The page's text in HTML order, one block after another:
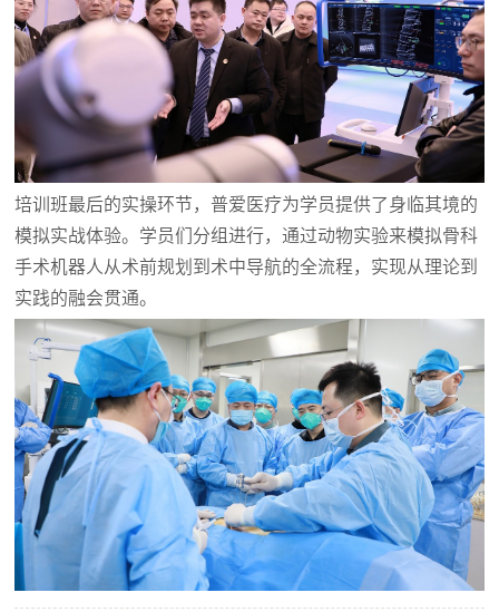
培训班最后的实操环节，普爱医疗为学员提供了身临其境的
模拟实战体验。学员们分组进行，通过动物实验来模拟骨科
手术机器人从术前规划到术中导航的全流程，实现从理论到
实践的融会贯通。